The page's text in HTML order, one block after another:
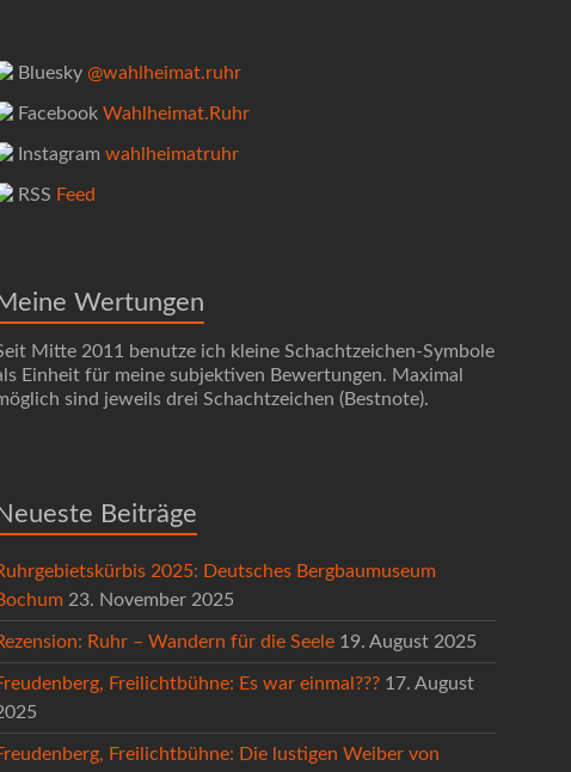
Bluesky @wahlheimat.ruhr
Facebook Wahlheimat.Ruhr
Instagram wahlheimatruhr
RSS Feed
Meine Wertungen
Mitte 2011 benutze ich kleine Schachtzeichen-Symbole
Einheit für meine subjektiven Bewertungen. Maximal
sind jeweils drei Schachtzeichen (Bestnote).
Neueste Beiträge
2025: Deutsches Bergbaumuseum
23. November 2025
Ruhr – Wandern für die Seele 19. August 2025
Freilichtbühne: Es war einmal??? 17. August
Freilichtbühne: Die lustigen Weiber von